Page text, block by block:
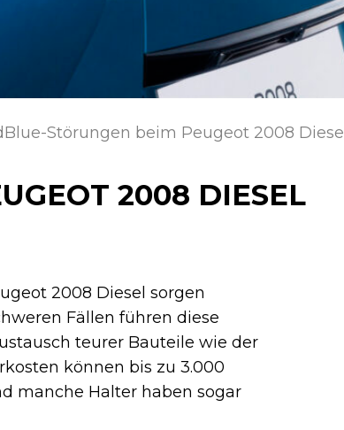
Störungen beim Peugeot 2008 Diesel
2008 DIESEL
2008 Diesel sorgen
Fällen führen diese
teurer Bauteile wie der
können bis zu 3.000
manche Halter haben sogar